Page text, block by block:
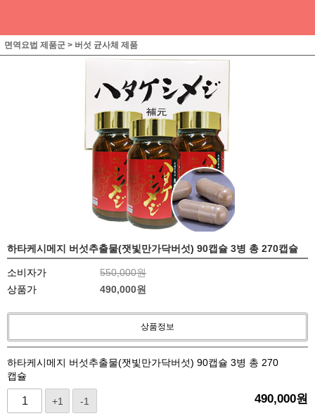
면역요법 제품군 > 버섯 균사체 제품
하타케시메지 버섯추출물(잿빛만가닥버섯) 90캡슐 3병 총 270캡슐
소비자가
550,000원
상품가
490,000원
상품정보
하타케시메지 버섯추출물(잿빛만가닥버섯) 90캡슐 3병 총 270
캡슐
+1 -1 490,000원